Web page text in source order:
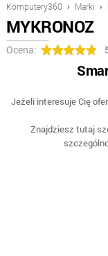
Komputery360 › Marki ›
MYKRONOZ
Ocena:
Jeżeli interesuje Cię
Znajdziesz tutaj